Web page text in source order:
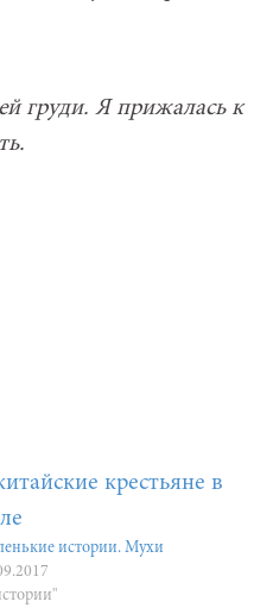
груди. Я прижалась к
истории. Мухи